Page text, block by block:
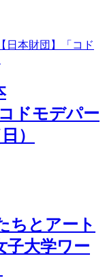
ドモデパー
）
ちとアート
子大学ワー